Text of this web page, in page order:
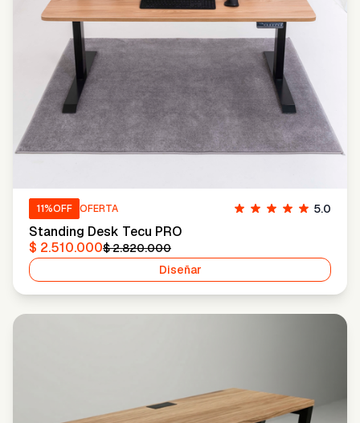
11%OFF OFERTA 5.0
Standing Desk Tecu PRO
$ 2.510.000$ 2.820.000
Diseñar